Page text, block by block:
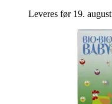
Leveres før 19. august